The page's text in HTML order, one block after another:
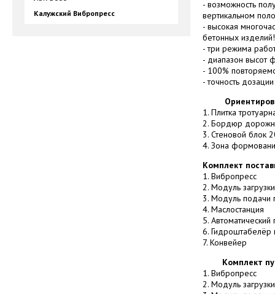
Калужский Вибропресс
- возможность
вертикальном
- высокая
бетонных изделий!
- три режима
- диапазон
- 100%
- точность
1. Плитка
2. Бордюр
3. Стеновой блок
4. Зона
Комплект
1. Вибропресс
2. Модуль
3. Модуль подачи
4. Маслостанция
5.
6.
7. Конвейер
Комплект
1. Вибропресс
2. Модуль